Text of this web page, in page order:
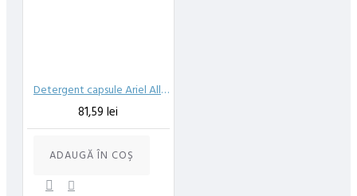
Detergent capsule Ariel All in One Pods Mountain Spring 65 SP
81,59 lei
ADAUGĂ ÎN COŞ